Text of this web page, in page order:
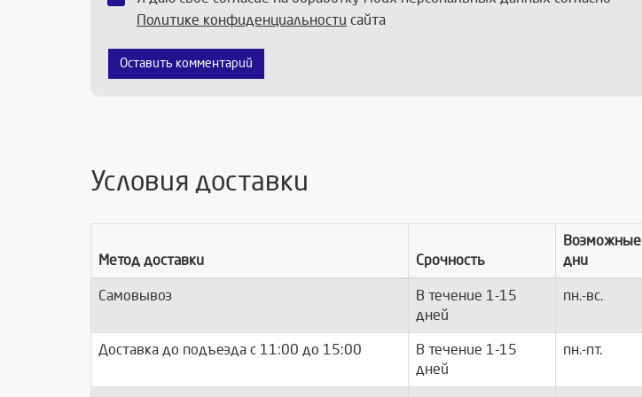
Политике конфиденциальности сайта
Оставить комментарий
Условия доставки
Метод доставки Срочность
Возможные
дни
Самовывоз
В течение 1-15
дней
пн.-вс.
Доставка до подъезда c 11:00 до 15:00
В течение 1-15
дней
пн.-пт.